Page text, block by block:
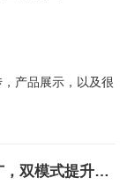
产品展示，以及很
搜索+信息流+品牌，oCPC+基木鱼推广，双模式提升转化效率